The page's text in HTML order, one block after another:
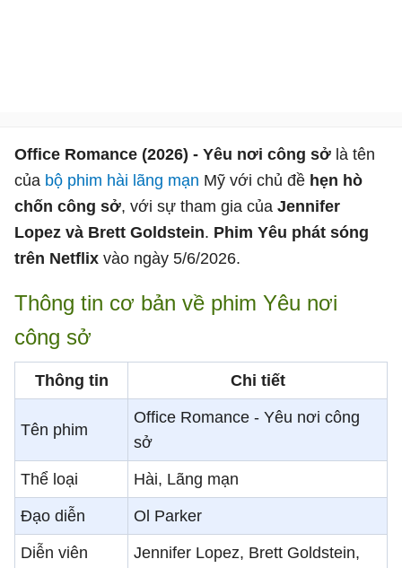
Office Romance (2026) - Yêu nơi công sở là tên
của bộ phim hài lãng mạn Mỹ với chủ đề hẹn hò
chốn công sở, với sự tham gia của Jennifer
Lopez và Brett Goldstein. Phim Yêu phát sóng
trên Netflix vào ngày 5/6/2026.
Thông tin cơ bản về phim Yêu nơi
công sở
Thông tin Chi tiết
Tên phim
Office Romance - Yêu nơi công
sở
Thể loại Hài, Lãng mạn
Đạo diễn Ol Parker
Diễn viên
Jennifer Lopez, Brett Goldstein,